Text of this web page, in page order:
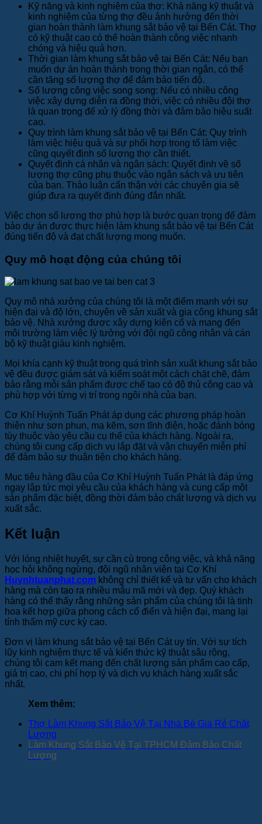
Kỹ năng và kinh nghiệm của thợ: Khả năng kỹ thuật và
kinh nghiệm của từng thợ đều ảnh hưởng đến thời
gian hoàn thành làm khung sắt bảo vệ tại Bến Cát. Thợ
có kỹ thuật cao có thể hoàn thành công việc nhanh
chóng và hiệu quả hơn.
Thời gian làm khung sắt bảo vệ tại Bến Cát: Nếu bạn
muốn dự án hoàn thành trong thời gian ngắn, có thể
cần tăng số lượng thợ để đảm bảo tiến độ.
Số lượng công việc song song: Nếu có nhiều công
việc xây dựng diễn ra đồng thời, việc có nhiều đội thợ
là quan trọng để xử lý đồng thời và đảm bảo hiệu suất
cao.
Quy trình làm khung sắt bảo vệ tại Bến Cát: Quy trình
làm việc hiệu quả và sự phối hợp trong tổ làm việc
cũng quyết định số lượng thợ cần thiết.
Quyết định cá nhân và ngân sách: Quyết định về số
lượng thợ cũng phụ thuộc vào ngân sách và ưu tiên
của bạn. Thảo luận cẩn thận với các chuyên gia sẽ
giúp đưa ra quyết định đúng đắn nhất.
Việc chọn số lượng thợ phù hợp là bước quan trọng để đảm
bảo dự án được thực hiện làm khung sắt bảo vệ tại Bến Cát
đúng tiến độ và đạt chất lượng mong muốn.
Quy mô hoạt động của chúng tôi
Quy mô nhà xưởng của chúng tôi là một điểm mạnh với sự
hiện đại và độ lớn, chuyên về sản xuất và gia công khung sắt
bảo vệ. Nhà xưởng được xây dựng kiên cố và mang đến
môi trường làm việc lý tưởng với đội ngũ công nhân và cán
bộ kỹ thuật giàu kinh nghiệm.
Mọi khía cạnh kỹ thuật trong quá trình sản xuất khung sắt bảo
vệ đều được giám sát và kiểm soát một cách chặt chẽ, đảm
bảo rằng mỗi sản phẩm được chế tạo có độ thủ công cao và
phù hợp với từng vị trí trong ngôi nhà của bạn.
Cơ Khí Huỳnh Tuấn Phát áp dụng các phương pháp hoàn
thiện như sơn phun, mạ kẽm, sơn tĩnh điện, hoặc đánh bóng
tùy thuộc vào yêu cầu cụ thể của khách hàng. Ngoài ra,
chúng tôi cung cấp dịch vụ lắp đặt và vận chuyển miễn phí
để đảm bảo sự thuận tiện cho khách hàng.
Mục tiêu hàng đầu của Cơ Khí Huỳnh Tuấn Phát là đáp ứng
ngay lập tức mọi yêu cầu của khách hàng và cung cấp một
sản phẩm đặc biệt, đồng thời đảm bảo chất lượng và dịch vụ
xuất sắc.
Kết luận
Với lòng nhiệt huyết, sự cần cù trong công việc, và khả năng
học hỏi không ngừng, đội ngũ nhân viên tại Cơ Khí
Huynhtuanphat.com không chỉ thiết kế và tư vấn cho khách
hàng mà còn tạo ra nhiều mẫu mã mới và đẹp. Quý khách
hàng có thể thấy rằng những sản phẩm của chúng tôi là tinh
hoa kết hợp giữa phong cách cổ điển và hiện đại, mang lại
tính thẩm mỹ cực kỳ cao.
Đơn vị làm khung sắt bảo vệ tại Bến Cát uy tín. Với sự tích
lũy kinh nghiệm thực tế và kiến thức kỹ thuật sâu rộng,
chúng tôi cam kết mang đến chất lượng sản phẩm cao cấp,
giá trị cao, chi phí hợp lý và dịch vụ khách hàng xuất sắc
nhất.
Xem thêm:
Thợ Làm Khung Sắt Bảo Vệ Tại Nhà Bè Giá Rẻ Chất
Lượng
Làm Khung Sắt Bảo Vệ Tại TPHCM Đảm Bảo Chất
Lượng